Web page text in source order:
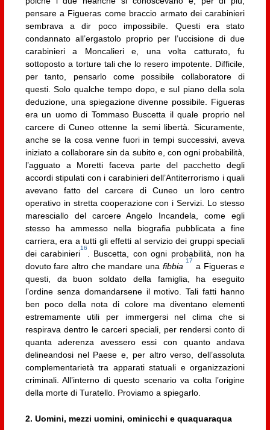
pensare a Figueras come braccio armato dei carabinieri
sembrava a dir poco impossibile. Questi era stato
condannato all’ergastolo proprio per l’uccisione di due
carabinieri a Moncalieri e, una volta catturato, fu
sottoposto a torture tali che lo resero impotente. Difficile,
per tanto, pensarlo come possibile collaboratore di
questi. Solo qualche tempo dopo, e sul piano della sola
deduzione, una spiegazione divenne possibile. Figueras
era un uomo di Tommaso Buscetta il quale proprio nel
carcere di Cuneo ottenne la semi libertà. Sicuramente,
anche se la cosa venne fuori in tempi successivi, aveva
iniziato a collaborare sin da subito e, con ogni probabilità,
l’agguato a Moretti faceva parte del pacchetto degli
accordi stipulati con i carabinieri dell’Antiterrorismo i quali
avevano fatto del carcere di Cuneo un loro centro
operativo in stretta cooperazione con i Servizi. Lo stesso
maresciallo del carcere Angelo Incandela, come egli
stesso ha ammesso nella biografia pubblicata a fine
carriera, era a tutti gli effetti al servizio dei gruppi speciali
dei carabinieri
16
. Buscetta, con ogni probabilità, non ha
dovuto fare altro che mandare una fibbia
17
a Figueras e
questi, da buon soldato della famiglia, ha eseguito
l’ordine senza domandarsene il motivo. Tali fatti hanno
ben poco della nota di colore ma diventano elementi
estremamente utili per immergersi nel clima che si
respirava dentro le carceri speciali, per rendersi conto di
quanta aderenza avessero essi con quanto andava
delineandosi nel Paese e, per altro verso, dell’assoluta
complementarietà tra apparati statuali e organizzazioni
criminali. All’interno di questo scenario va colta l’origine
della morte di Turatello. Proviamo a spiegarlo.
2. Uomini, mezzi uomini, ominicchi e quaquaraqua